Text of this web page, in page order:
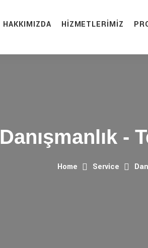
HAKKIMIZDA HIZMETLERIMIZ
Danışmanlık -
Home Service